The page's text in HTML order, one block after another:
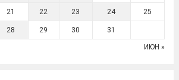
21 22 23 24 25
28 29 30 31
ИЮН »